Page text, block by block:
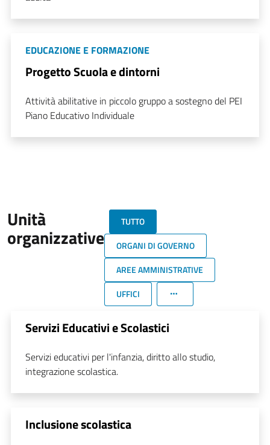
EDUCAZIONE E FORMAZIONE
Progetto Scuola e dintorni
Attività abilitative in piccolo gruppo a sostegno del PEI
Piano Educativo Individuale
Unità
organizzative
TUTTO
ORGANI DI GOVERNO
AREE AMMINISTRATIVE
UFFICI
Servizi Educativi e Scolastici
Servizi educativi per l'infanzia, diritto allo studio,
integrazione scolastica.
Inclusione scolastica